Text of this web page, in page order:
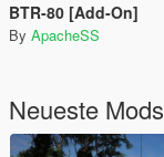
BTR-80 [Add-On]
By ApacheSS
Neueste Mods